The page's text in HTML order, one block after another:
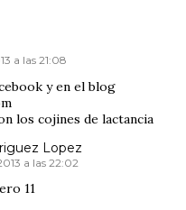
a las 21:08
y en el blog
los cojines de lactancia
Lopez
a las 22:02
11